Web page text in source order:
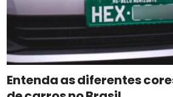
Entenda as diferentes